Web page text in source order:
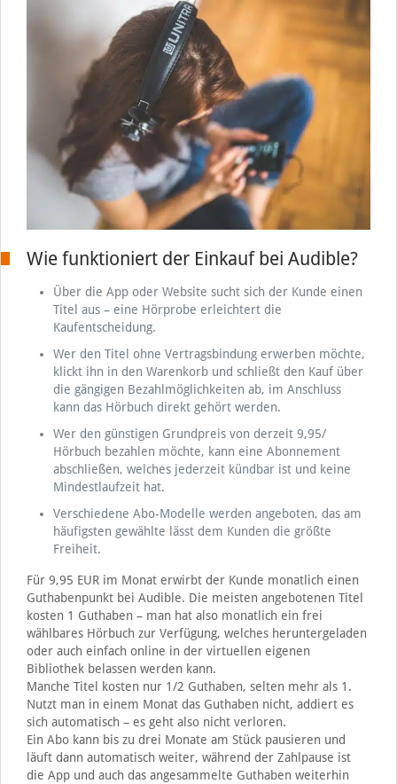
Wie funktioniert der Einkauf bei Audible?
Über die App oder Website sucht sich der Kunde einen
Titel aus – eine Hörprobe erleichtert die
Kaufentscheidung.
Wer den Titel ohne Vertragsbindung erwerben möchte,
klickt ihn in den Warenkorb und schließt den Kauf über
die gängigen Bezahlmöglichkeiten ab, im Anschluss
kann das Hörbuch direkt gehört werden.
Wer den günstigen Grundpreis von derzeit 9,95/
Hörbuch bezahlen möchte, kann eine Abonnement
abschließen, welches jederzeit kündbar ist und keine
Mindestlaufzeit hat.
Verschiedene Abo-Modelle werden angeboten, das am
häufigsten gewählte lässt dem Kunden die größte
Freiheit.
Für 9,95 EUR im Monat erwirbt der Kunde monatlich einen
Guthabenpunkt bei Audible. Die meisten angebotenen Titel
kosten 1 Guthaben – man hat also monatlich ein frei
wählbares Hörbuch zur Verfügung, welches heruntergeladen
oder auch einfach online in der virtuellen eigenen
Bibliothek belassen werden kann.
Manche Titel kosten nur 1/2 Guthaben, selten mehr als 1.
Nutzt man in einem Monat das Guthaben nicht, addiert es
sich automatisch – es geht also nicht verloren.
Ein Abo kann bis zu drei Monate am Stück pausieren und
läuft dann automatisch weiter, während der Zahlpause ist
die App und auch das angesammelte Guthaben weiterhin